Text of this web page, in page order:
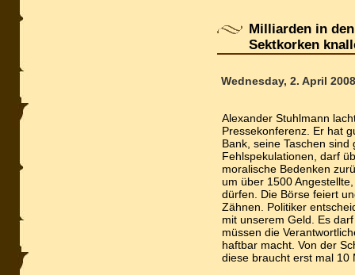
Milliarden in
Sektkorken
Wednesday, 2. April 2008
Alexander Stuhlmann
Pressekonferenz. Er hat
Bank, seine Taschen
Fehlspekulationen, darf
moralische Bedenken
um über 1500
dürfen. Die Börse feiert
Zähnen. Politiker
mit unserem Geld. Es
müssen die
haftbar macht. Von der
diese braucht erst mal 10